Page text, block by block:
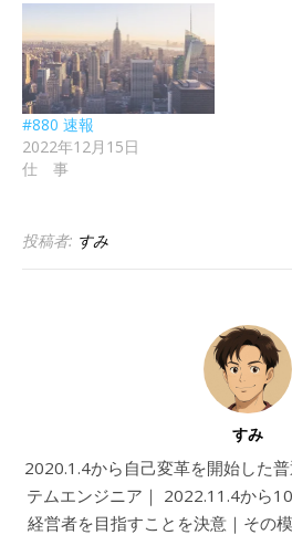
#880 速報
2022年12月15日
仕 事
投稿者: すみ
すみ
2020.1.4から自己変革を開始した
テムエンジニア｜ 2022.11.4から
経営者を目指すことを決意｜その